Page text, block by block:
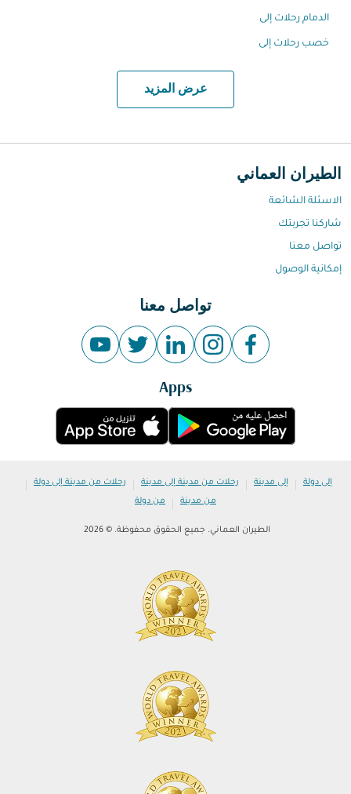
الدمام رحلات إلى
خصب رحلات إلى
عرض المزيد
الطيران العماني
الاسئلة الشائعة
شاركنا تجربتك
تواصل معنا
إمكانية الوصول
تواصل معنا
Apps
إلى دولة | إلى مدينة | رحلات من مدينة إلى مدينة | رحلات من مدينة إلى دولة |
من مدينة | من دولة
الطيران العماني. جميع الحقوق محفوظة. © 2026